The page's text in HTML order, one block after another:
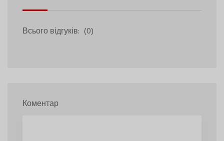
Всього відгуків: (0)
Коментар